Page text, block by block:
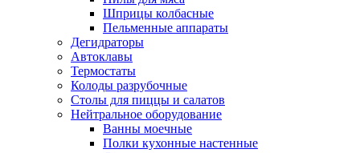
Шприцы колбасные
Пельменные аппараты
Дегидраторы
Автоклавы
Термостаты
Колоды разрубочные
Столы для пиццы и салатов
Нейтральное оборудование
Ванны моечные
Полки кухонные настенные